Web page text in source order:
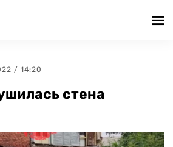
/ 14:20
стена